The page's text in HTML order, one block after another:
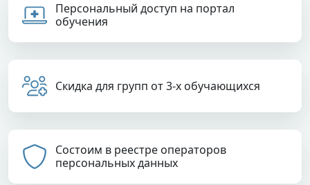
Персональный доступ на портал
обучения
Скидка для групп от 3-х обучающихся
Состоим в реестре операторов
персональных данных